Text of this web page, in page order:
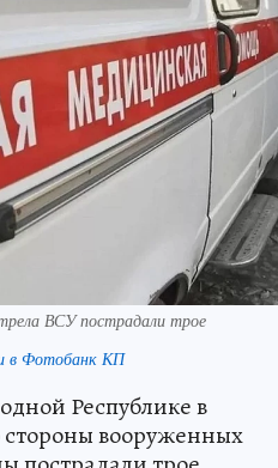
ВСУ пострадали трое
в Фотобанк КП
Республике в
стороны вооруженных